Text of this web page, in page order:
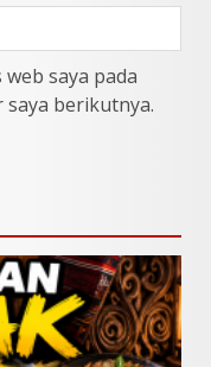
saya pada
berikutnya.
yang Wajib
Batak yang
Orang